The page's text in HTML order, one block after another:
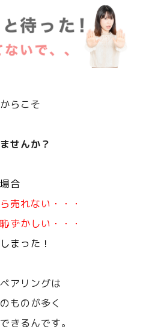
らこそ
せんか？
合
売れない・・・
ずかしい・・・
まった！
アリングは
ものが多く
きるんです。